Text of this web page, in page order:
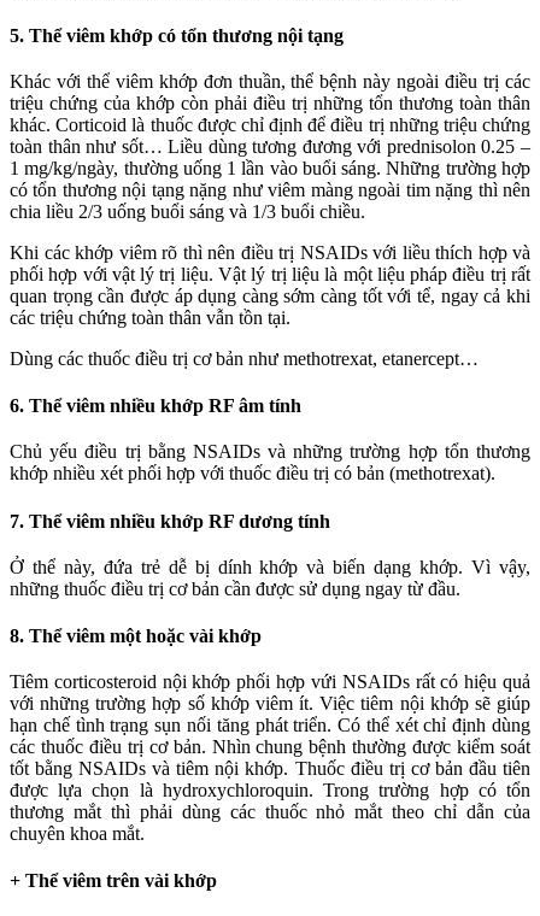
5. Thể viêm khớp có tổn thương nội tạng
Khác với thể viêm khớp đơn thuần, thể bệnh này ngoài điều trị các
triệu chứng của khớp còn phải điều trị những tổn thương toàn thân
khác. Corticoid là thuốc được chỉ định để điều trị những triệu chứng
toàn thân như sốt… Liều dùng tương đương với prednisolon 0.25 –
1 mg/kg/ngày, thường uống 1 lần vào buổi sáng. Những trường hợp
có tổn thương nội tạng nặng như viêm màng ngoài tim nặng thì nên
chia liều 2/3 uống buổi sáng và 1/3 buổi chiều.
Khi các khớp viêm rõ thì nên điều trị NSAIDs với liều thích hợp và
phối hợp với vật lý trị liệu. Vật lý trị liệu là một liệu pháp điều trị rất
quan trọng cần được áp dụng càng sớm càng tốt với tể, ngay cả khi
các triệu chứng toàn thân vẫn tồn tại.
Dùng các thuốc điều trị cơ bản như methotrexat, etanercept…
6. Thể viêm nhiều khớp RF âm tính
Chủ yếu điều trị bằng NSAIDs và những trường hợp tổn thương
khớp nhiều xét phối hợp với thuốc điều trị có bản (methotrexat).
7. Thể viêm nhiều khớp RF dương tính
Ở thể này, đứa trẻ dễ bị dính khớp và biến dạng khớp. Vì vậy,
những thuốc điều trị cơ bản cần được sử dụng ngay từ đầu.
8. Thể viêm một hoặc vài khớp
Tiêm corticosteroid nội khớp phối hợp vứi NSAIDs rất có hiệu quả
với những trường hợp số khớp viêm ít. Việc tiêm nội khớp sẽ giúp
hạn chế tình trạng sụn nối tăng phát triển. Có thể xét chỉ định dùng
các thuốc điều trị cơ bản. Nhìn chung bệnh thường được kiểm soát
tốt bằng NSAIDs và tiêm nội khớp. Thuốc điều trị cơ bản đầu tiên
được lựa chọn là hydroxychloroquin. Trong trường hợp có tổn
thương mắt thì phải dùng các thuốc nhỏ mắt theo chỉ dẫn của
chuyên khoa mắt.
+ Thể viêm trên vài khớp